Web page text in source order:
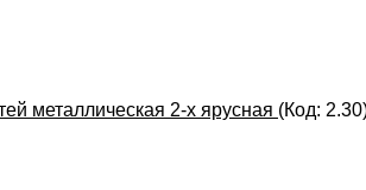
металлическая 2-х ярусная (Код: 2.30